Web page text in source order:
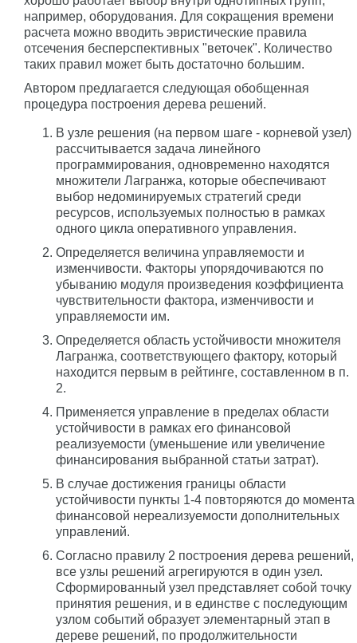
например, оборудования. Для сокращения времени
расчета можно вводить эвристические правила
отсечения бесперспективных "веточек". Количество
таких правил может быть достаточно большим.
Автором предлагается следующая обобщенная
процедура построения дерева решений.
В узле решения (на первом шаге - корневой узел)
рассчитывается задача линейного
программирования, одновременно находятся
множители Лагранжа, которые обеспечивают
выбор недоминируемых стратегий среди
ресурсов, используемых полностью в рамках
одного цикла оперативного управления.
Определяется величина управляемости и
изменчивости. Факторы упорядочиваются по
убыванию модуля произведения коэффициента
чувствительности фактора, изменчивости и
управляемости им.
Определяется область устойчивости множителя
Лагранжа, соответствующего фактору, который
находится первым в рейтинге, составленном в п.
2.
Применяется управление в пределах области
устойчивости в рамках его финансовой
реализуемости (уменьшение или увеличение
финансирования выбранной статьи затрат).
В случае достижения границы области
устойчивости пункты 1-4 повторяются до момента
финансовой нереализуемости дополнительных
управлений.
Согласно правилу 2 построения дерева решений,
все узлы решений агрегируются в один узел.
Сформированный узел представляет собой точку
принятия решения, и в единстве с последующим
узлом событий образует элементарный этап в
дереве решений, по продолжительности